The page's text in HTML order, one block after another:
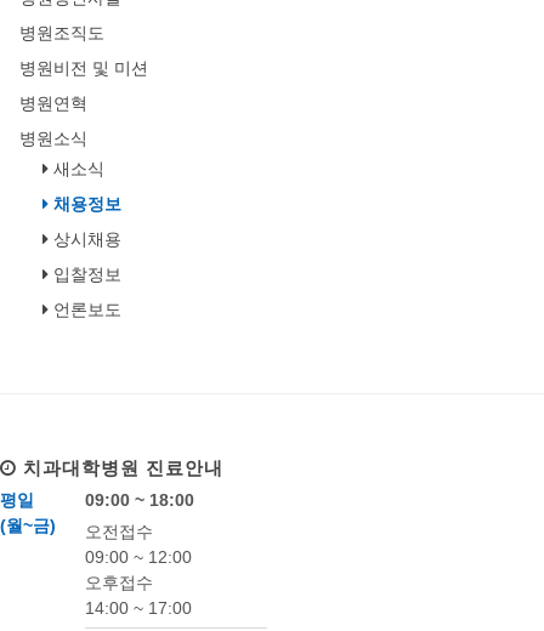
병원조직도
병원비전 및 미션
병원연혁
병원소식
새소식
채용정보
상시채용
입찰정보
언론보도
치과대학병원 진료안내
평일
(월~금)
09:00 ~ 18:00
오전접수
09:00 ~ 12:00
오후접수
14:00 ~ 17:00